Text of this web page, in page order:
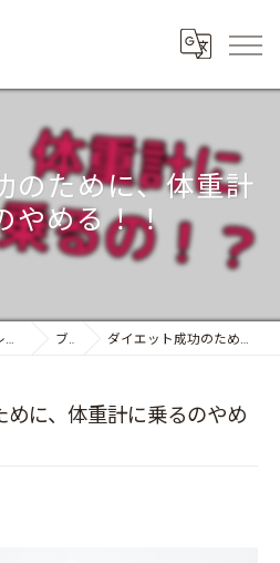
のために、体重計
やめる！！
葛飾区のジムなら整体×トレーニング トータルボディケア OF LIFE ブログ ダイエット成功のために、体重計に乗るのやめる！！
めに、体重計に乗るのやめ